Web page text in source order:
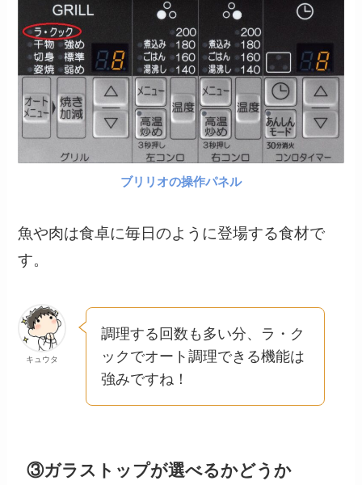
ブリリオの操作パネル
魚や肉は食卓に毎日のように登場する食材で
す。
キュウタ
調理する回数も多い分、ラ・ク
ックでオート調理できる機能は
強みですね！
③ガラストップが選べるかどうか